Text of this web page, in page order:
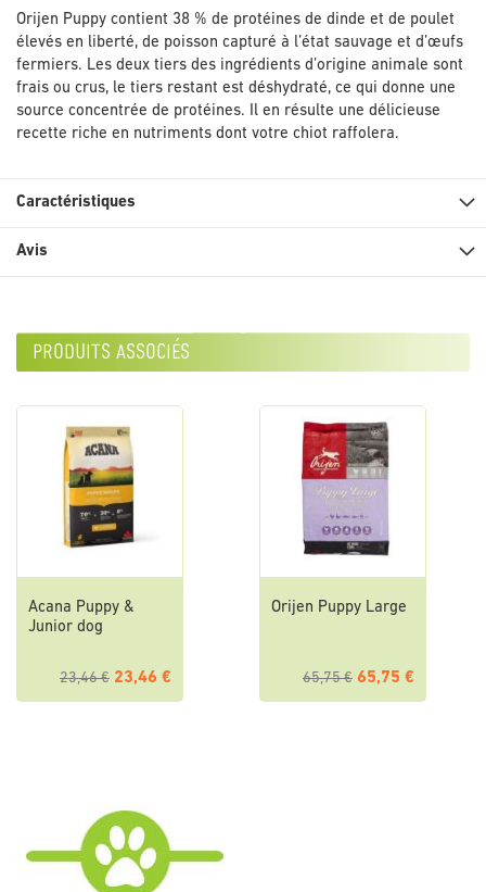
Orijen Puppy contient 38 % de protéines de dinde et de poulet
élevés en liberté, de poisson capturé à l’état sauvage et d’œufs
fermiers. Les deux tiers des ingrédients d’origine animale sont
frais ou crus, le tiers restant est déshydraté, ce qui donne une
source concentrée de protéines. Il en résulte une délicieuse
recette riche en nutriments dont votre chiot raffolera.
Caractéristiques
Avis
produits associés
Acana Puppy &
Junior dog
23,46 € 23,46 €
Orijen Puppy Large
65,75 € 65,75 €